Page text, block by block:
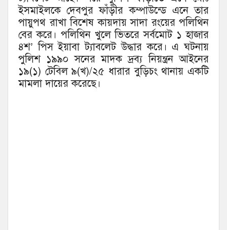
ইসমাইলকে দেবপুর ফাঁড়ীর কম্পাউন্ডে এনে তার
পায়ুপথ রাখা বিশেষ কায়দায় সাদা রংয়ের পলিথিন
বের করে। পলিথিন খুলে ভিতরে সর্বমোট ১ হাজার
৪শ’ পিস ইয়াবা ট্যাবলেট উদ্ধার করে। এ ঘটনায়
পুলিশ ১৯৯০ সনের মাদক দ্রব্য নিয়ন্ত্রন আইনের
১৯(১) টেবিল ৯(খ)/২৫ ধারার বুড়িচং থানায় একটি
মামলা দায়ের করেছে।